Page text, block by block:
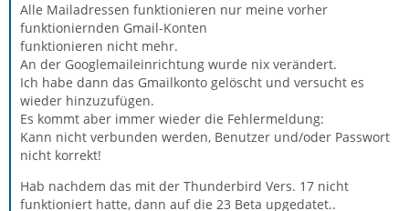
Alle Mailadressen funktionieren nur meine vorher
funktioniernden Gmail-Konten
funktionieren nicht mehr.
An der Googlemaileinrichtung wurde nix verändert.
Ich habe dann das Gmailkonto gelöscht und versucht es
wieder hinzuzufügen.
Es kommt aber immer wieder die Fehlermeldung:
Kann nicht verbunden werden, Benutzer und/oder Passwort
nicht korrekt!
Hab nachdem das mit der Thunderbird Vers. 17 nicht
funktioniert hatte, dann auf die 23 Beta upgedatet..